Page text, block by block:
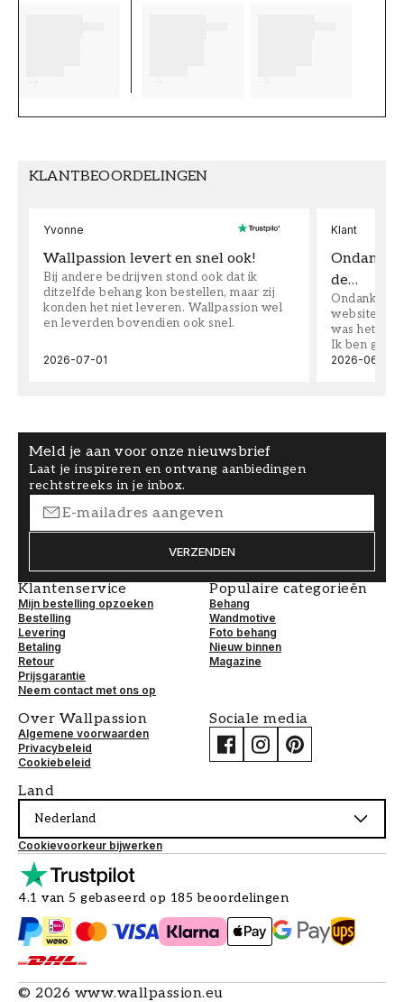
KLANTBEOORDELINGEN
Yvonne
Wallpassion levert en snel ook!
Bij andere bedrijven stond ook dat ik
ditzelfde behang kon bestellen, maar zij
konden het niet leveren. Wallpassion wel
en leverden bovendien ook snel.
2026-07-01
Klant
Ondanks
de…
Ondanks
website
was het
Ik ben
2026-06-08
Meld je aan voor onze nieuwsbrief
Laat je inspireren en ontvang aanbiedingen
rechtstreeks in je inbox.
VERZENDEN
Klantenservice
Mijn bestelling opzoeken
Bestelling
Levering
Betaling
Retour
Prijsgarantie
Neem contact met ons op
Populaire categorieën
Behang
Wandmotive
Foto behang
Nieuw binnen
Magazine
Over Wallpassion
Algemene voorwaarden
Privacybeleid
Cookiebeleid
Sociale media
Land
Nederland
Cookievoorkeur bijwerken
4.1 van 5 gebaseerd op 185 beoordelingen
© 2026 www.wallpassion.eu